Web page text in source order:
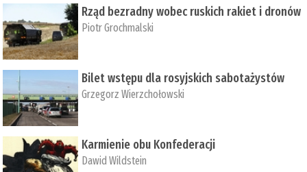
Rząd bezradny wobec ruskich rakiet i dronów
Piotr Grochmalski
Bilet wstępu dla rosyjskich sabotażystów
Grzegorz Wierzchołowski
Karmienie obu Konfederacji
Dawid Wildstein